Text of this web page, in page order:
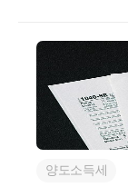
(나) 쟁
하였으
에 대하
구를 통한 약
슬리' 상담 및
플랫폼 '아하
상담)- 지식공
이상 답변 및
다음 각 호의
등으로 대금
호에 해당하
합한 금액가.
액나.자기적
여 준 경우를
대개시
갱신(계약기
A주택 양도 *
호의 요건을
제2. 질의요
을 보유한 경
55의3에 따른
발 · 재건축기
대가 소유한
간 중에 다른
재개발 · 재
주택을 양도
유기간의 제
수 있습니다
양도소득세